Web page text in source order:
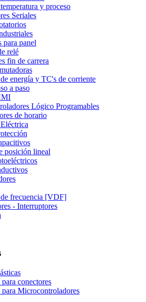
y proceso
Seriales
para panel
relé
fin de carrera
energía y TC's de corriente
a paso
Lógico Programables
de horario
posición lineal
frecuencia [VDF]
- Interruptores
conectores
para Microcontroladores